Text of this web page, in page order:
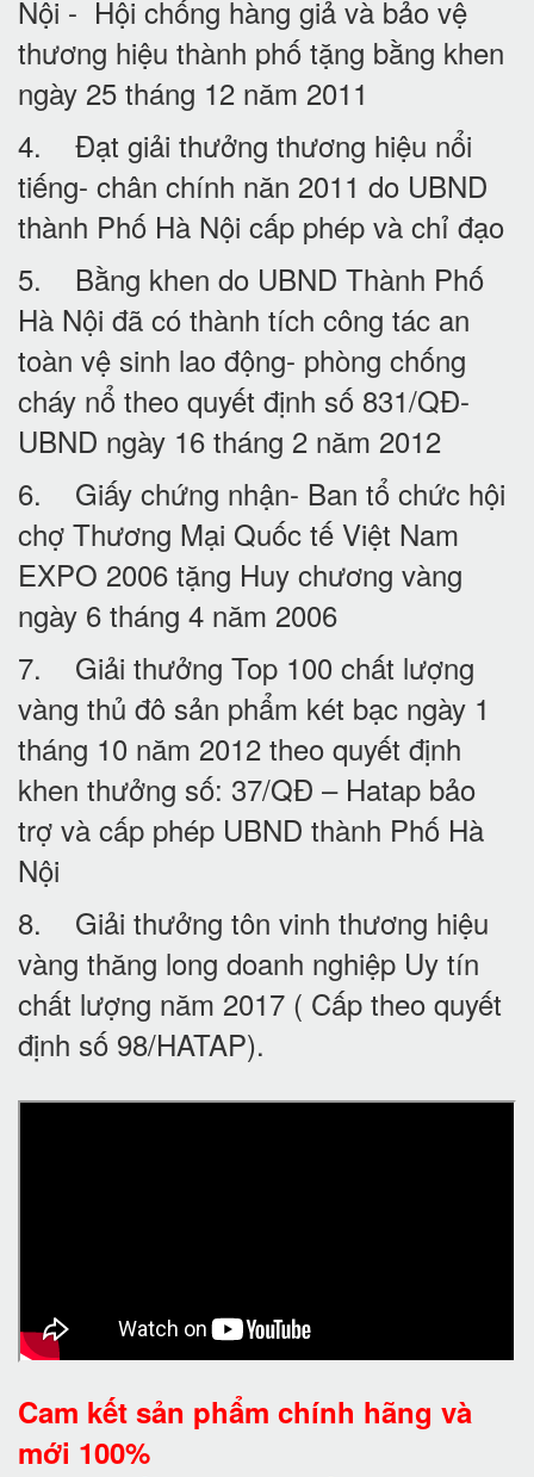
Nội - Hội chống hàng giả và bảo vệ
thương hiệu thành phố tặng bằng khen
ngày 25 tháng 12 năm 2011
4. Đạt giải thưởng thương hiệu nổi
tiếng- chân chính năn 2011 do UBND
thành Phố Hà Nội cấp phép và chỉ đạo
5. Bằng khen do UBND Thành Phố
Hà Nội đã có thành tích công tác an
toàn vệ sinh lao động- phòng chống
cháy nổ theo quyết định số 831/QĐ-
UBND ngày 16 tháng 2 năm 2012
6. Giấy chứng nhận- Ban tổ chức hội
chợ Thương Mại Quốc tế Việt Nam
EXPO 2006 tặng Huy chương vàng
ngày 6 tháng 4 năm 2006
7. Giải thưởng Top 100 chất lượng
vàng thủ đô sản phẩm két bạc ngày 1
tháng 10 năm 2012 theo quyết định
khen thưởng số: 37/QĐ – Hatap bảo
trợ và cấp phép UBND thành Phố Hà
Nội
8. Giải thưởng tôn vinh thương hiệu
vàng thăng long doanh nghiệp Uy tín
chất lượng năm 2017 ( Cấp theo quyết
định số 98/HATAP).
Cam kết sản phẩm chính hãng và
mới 100%